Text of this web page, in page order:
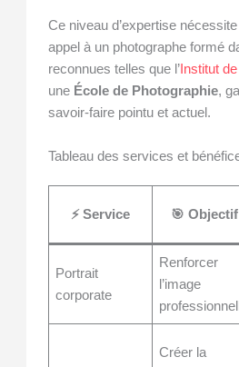
Ce niveau d’expertise
appel à un photographe formé
reconnues telles que l’ Institut
une École de Photographie,
savoir-faire pointu et actuel.
Tableau des services et
⚡ Service 🎯 Objectif
Portrait
corporate
Renforcer
l’image
Créer la